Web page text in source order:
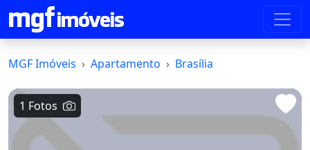
MGF Imóveis Apartamento Brasília
1 Fotos